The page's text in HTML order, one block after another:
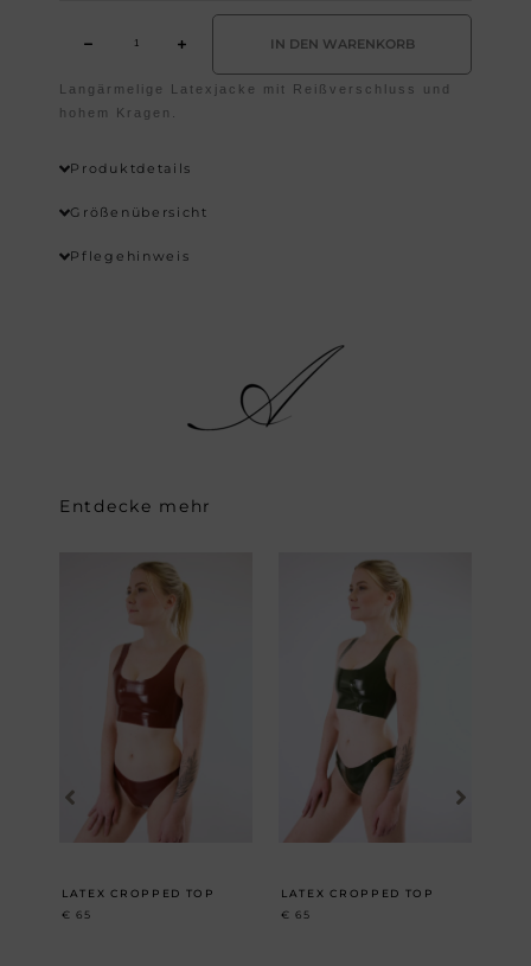
IN DEN WARENKORB
Langärmelige Latexjacke mit Reißverschluss und
hohem Kragen.
Produktdetails
Größenübersicht
Pflegehinweis
Entdecke mehr
LATEX CROPPED TOP
€ 65
LATEX CROPPED TOP
€ 65